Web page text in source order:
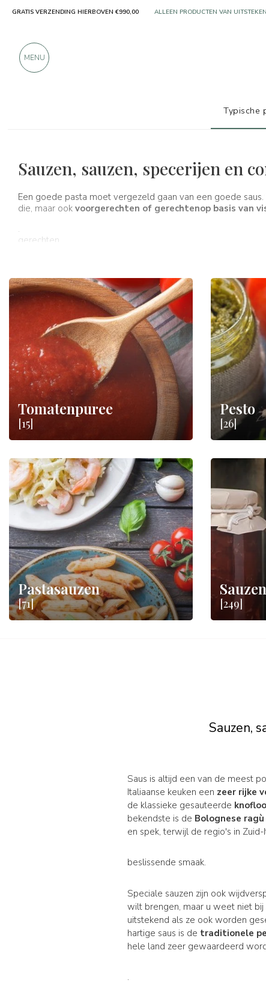
Sauzen, sauzen, specerijen en
Een goede pasta moet vergezeld gaan van een goede saus.
die, maar ook voorgerechten of gerechtenop basis van
.
gerechten
Tomatenpuree
[15]
Pesto
[26]
Pastasauzen
[71] [249]
Sauzen,
Saus is altijd een van de meest
Italiaanse keuken een zeer rijke
de klassieke gesauteerde
bekendste is de Bolognese
en spek, terwijl de regio's in
beslissende smaak.
Speciale sauzen zijn ook
wilt brengen, maar u weet niet
uitstekend als ze ook worden
hartige saus is de traditionele
hele land zeer gewaardeerd
.
Sauzen en specerijen
GRATIS VERZENDING HIERBOVEN €990,00 ALLEEN PRODUCTEN VAN
MENU
Typische